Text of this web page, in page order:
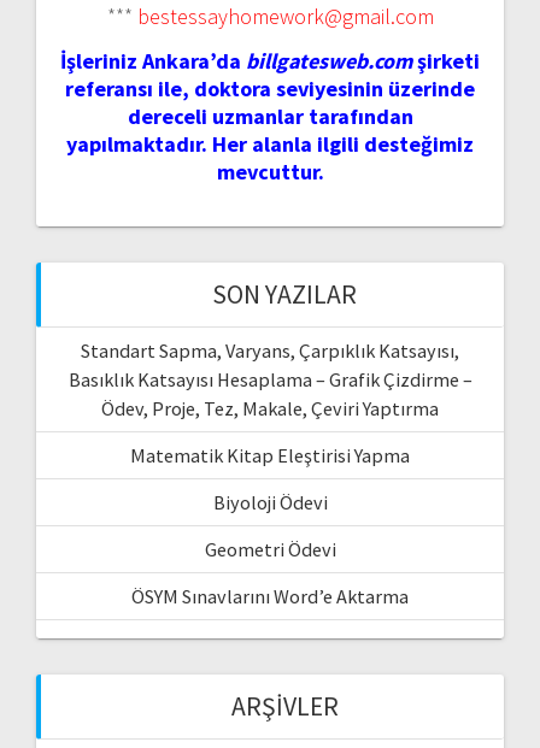
*** bestessayhomework@gmail.com
İşleriniz Ankara’da billgatesweb.comşirketi
referansı ile, doktora seviyesinin üzerinde
dereceli uzmanlar tarafından
yapılmaktadır. Her alanla ilgili desteğimiz
mevcuttur.
SON YAZILAR
Standart Sapma, Varyans, Çarpıklık Katsayısı,
Basıklık Katsayısı Hesaplama – Grafik Çizdirme –
Ödev, Proje, Tez, Makale, Çeviri Yaptırma
Matematik Kitap Eleştirisi Yapma
Biyoloji Ödevi
Geometri Ödevi
ÖSYM Sınavlarını Word’e Aktarma
ARŞIVLER